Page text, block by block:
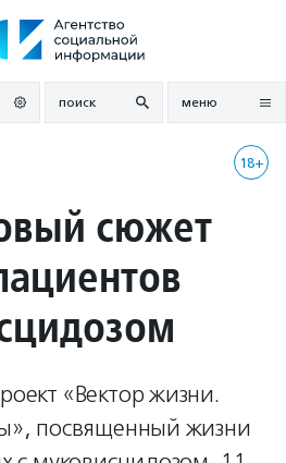
поиск меню
18+
сюжет
«Вектор жизни.
посвященный жизни